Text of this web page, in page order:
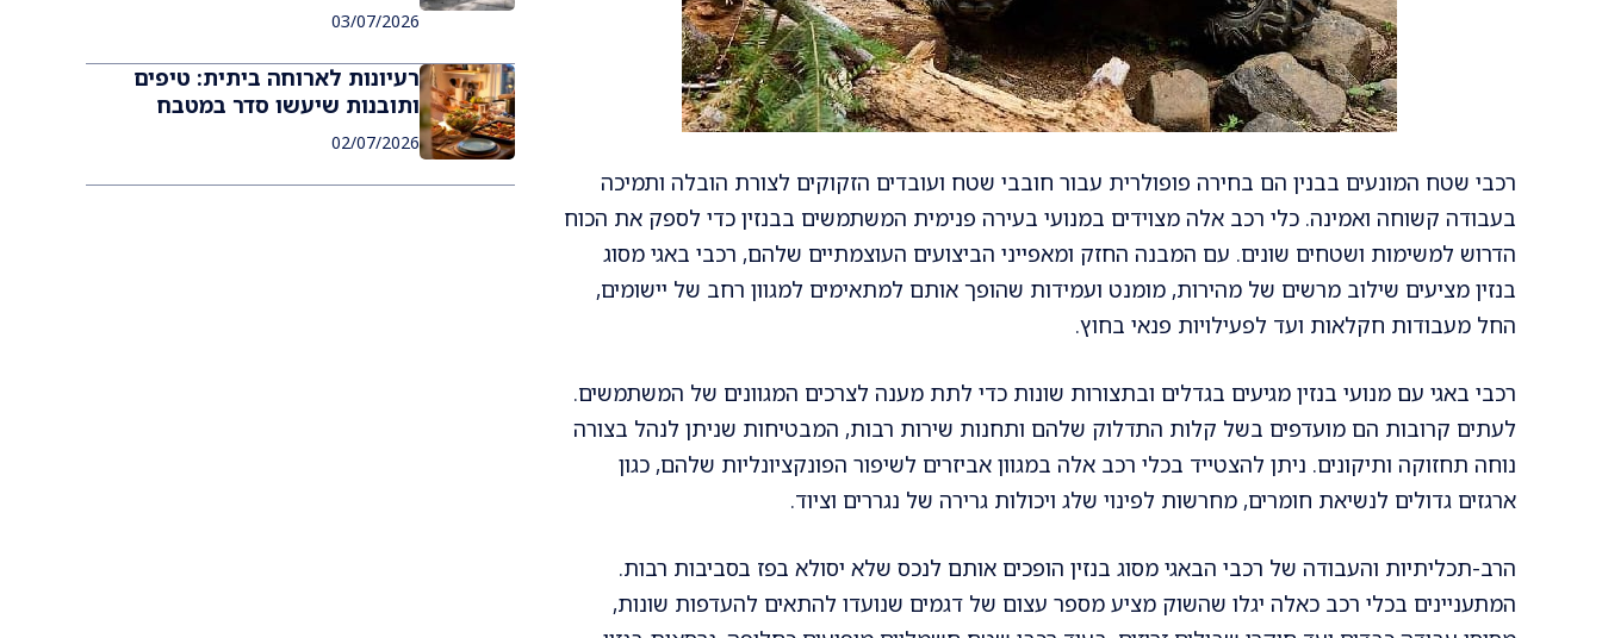
רכבי שטח המונעים בבנין הם בחירה פופולרית עבור חובבי שטח ועובדים הזקוקים לצורת הובלה ותמיכה
בעבודה קשוחה ואמינה. כלי רכב אלה מצוידים במנועי בעירה פנימית המשתמשים בבנזין כדי לספק את הכוח
הדרוש למשימות ושטחים שונים. עם המבנה החזק ומאפייני הביצועים העוצמתיים שלהם, רכבי באגי מסוג
בנזין מציעים שילוב מרשים של מהירות, מומנט ועמידות שהופך אותם למתאימים למגוון רחב של יישומים,
החל מעבודות חקלאות ועד לפעילויות פנאי בחוץ.
רכבי באגי עם מנועי בנזין מגיעים בגדלים ובתצורות שונות כדי לתת מענה לצרכים המגוונים של המשתמשים.
לעתים קרובות הם מועדפים בשל קלות התדלוק שלהם ותחנות שירות רבות, המבטיחות שניתן לנהל בצורה
נוחה תחזוקה ותיקונים. ניתן להצטייד בכלי רכב אלה במגוון אביזרים לשיפור הפונקציונליות שלהם, כגון
ארגזים גדולים לנשיאת חומרים, מחרשות לפינוי שלג ויכולות גרירה של נגררים וציוד.
הרב-תכליתיות והעבודה של רכבי הבאגי מסוג בנזין הופכים אותם לנכס שלא יסולא בפז בסביבות רבות.
המתעניינים בכלי רכב כאלה יגלו שהשוק מציע מספר עצום של דגמים שנועדו להתאים להעדפות שונות,
03/07/2026
רעיונות לארוחה ביתית: טיפים
ותובנות שיעשו סדר במטבח
02/07/2026